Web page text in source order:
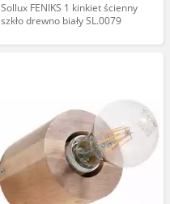
Sollux FENIKS 1 kinkiet ścienny
szkło drewno biały SL.0079